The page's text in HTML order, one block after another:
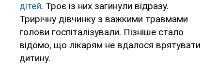
дітей. Троє із них загинули відразу.
Трирічну дівчинку з важкими травмами
голови госпіталізували. Пізніше стало
відомо, що лікарям не вдалося врятувати
дитину.